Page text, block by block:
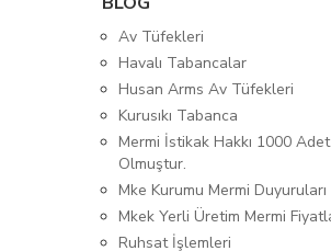
Av Tüfekleri
Havalı Tabancalar
Husan Arms Av Tüfekleri
Kurusıkı Tabanca
Mermi İstikak Hakkı 1000 Adet
Olmuştur.
Mke Kurumu Mermi
Mkek Yerli Üretim Mermi
Ruhsat İşlemleri